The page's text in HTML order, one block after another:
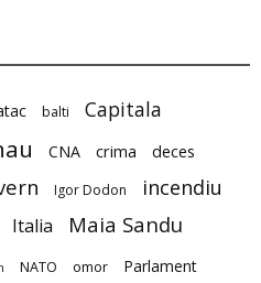
balti Capitala
CNA crima deces
Igor Dodon incendiu
Italia Maia Sandu
NATO omor Parlament